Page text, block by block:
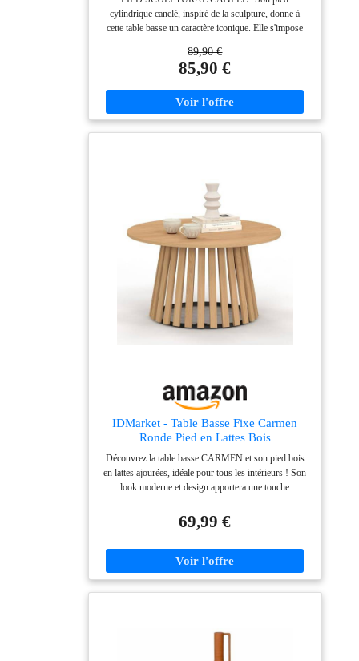
cylindrique canelé, inspiré de la sculpture, donne à
cette table basse un caractère iconique. Elle s'impose
décoration moderne ou minimaliste, reflétant votre goût
sophistiqué et sublimant l'ambiance de votre salon.
interne en acier, associée à une base en MDF, assure
robustesse et longue durée de vie avec une charge max.
souligné par un rebord épais de 3 cm, apporte une
esthétique robuste et élégante. Les bords bien arrondis
réduisent les risques de chocs, idéal pour la sécurité de
toute la famille. DURABLE ET FACILE À
ENTRETENIR : Sa finition en mélamine garantit une
excellente résistance à l'eau et aux rayures, pour un
usage quotidien sans souci. D'un simple coup de
chiffon, la table de salon reste impeccable, même après
des éclaboussures ou des petits accidents.
ASSEMBLAGE SIMPLE ET UTILISATION
POLYVALENTE : Servez-vous de cette table basse de
salon comme élément central, table d'appoint ou
montage facile et rapide, sans aucune complication.
89,90 €
85,90 €
IDMarket - Table Basse Fixe Carmen
Ronde Pied en Lattes Bois
Découvrez la table basse CARMEN et son pied bois
en lattes ajourées, idéale pour tous les intérieurs ! Son
look moderne et design apportera une touche
de 70 cm de diamètre, profitez d'un bon apéritif entre
amis ou en famille Stable et robuste grâce à son plateau
Diamètre 70 cm x Hauteur 40 cm - Diamètre pied : 50
cm
69,99 €